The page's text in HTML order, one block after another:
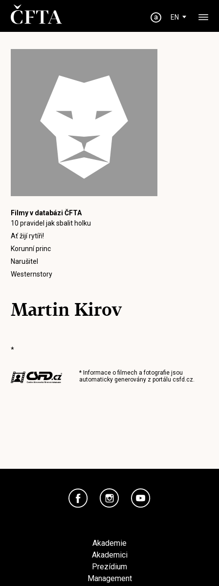
EN
Filmy v databázi ČFTA
10 pravidel jak sbalit holku
Ať žijí rytíři!
Korunní princ
Narušitel
Westernstory
Martin Kirov
*
* Informace o filmech a fotografie jsou
automaticky generovány z portálucsfd.cz.
Akademie
Akademici
Prezídium
Management